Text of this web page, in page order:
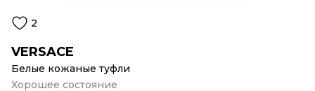
2
VERSACE
Белые кожаные туфли
Хорошее состояние